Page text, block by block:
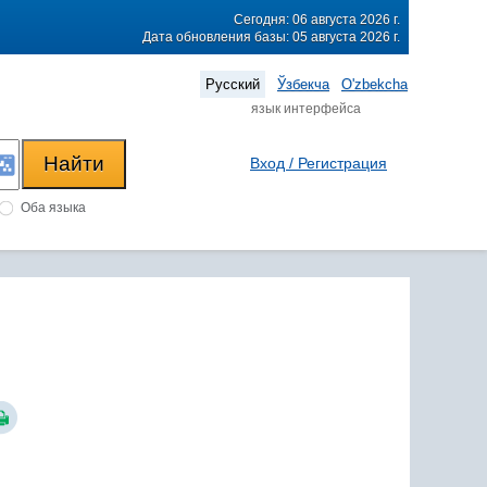
Сегодня: 06 августа 2026 г.
Дата обновления базы: 05 августа 2026 г.
Русский Ўзбекча O'zbekcha
язык интерфейса
Оба языка
Вход / Регистрация